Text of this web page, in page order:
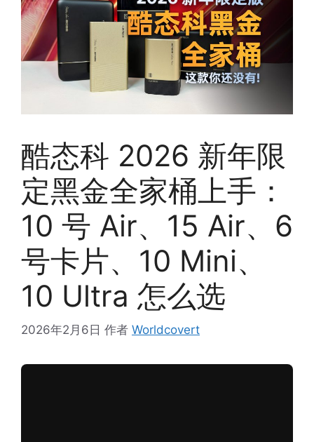
酷态科 2026 新年限
定黑金全家桶上手：
10 号 Air、15 Air、6
号卡片、10 Mini、
10 Ultra 怎么选
2026年2月6日 作者 Worldcovert